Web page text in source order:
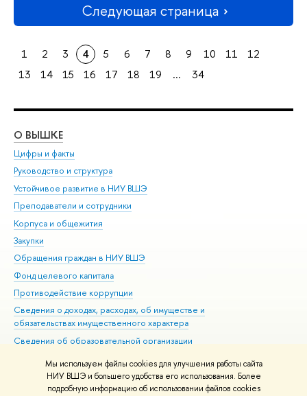
Мы используем файлы cookies для улучшения работы сайта
НИУ ВШЭ и большего удобства его использования. Более
подробную информацию об использовании файлов cookies
Следующая страница
1 2 3 4 5 6 7 8 9 10 11
12
13
14 15 16 17 18 19 ... 34
О ВЫШКЕ
Цифры и факты
Руководство и структура
Устойчивое развитие в НИУ ВШЭ
Преподаватели и сотрудники
Корпуса и общежития
Закупки
Обращения граждан в НИУ ВШЭ
Фонд целевого капитала
Противодействие коррупции
Сведения о доходах, расходах, об имуществе и
обязательствах имущественного характера
Сведения об образовательной организации
Людям с ограниченными возможностями здоровья
Единая платежная страница
Работа в Вышке